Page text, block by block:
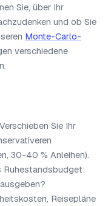
Sie, über Ihr
und ob Sie
Monte-Carlo-
verschiedene
Sie Ihr
30-40 % Anleihen).
Ruhestandsbudget:
Reisepläne